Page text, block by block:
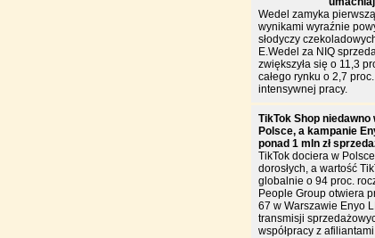
Wedel zamyka
wynikami wyraźnie
słodyczy
E.Wedel za NIQ
zwiększyła się o 11,3
całego rynku o 2,7
intensywnej pracy.
TikTok Shop niedawno
Polsce, a kampanie
ponad 1 mln zł
TikTok dociera w
dorosłych, a wartość
globalnie o 94 proc.
People Group otwiera
67 w Warszawie Enyo
transmisji
współpracy z